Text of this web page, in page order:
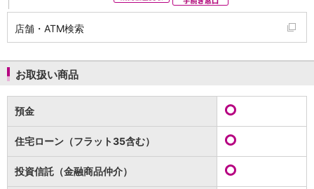
新規お借入れの方
お借換えの方
フラット35
リ・バース60
カードローン
目的別ローンマイページ
保険
保険TOP
医療保険
店舗・ATM検索
お取扱い商品
預金
住宅ローン（フラット35含む）
投資信託（金融商品仲介）